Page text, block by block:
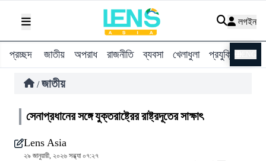
লগইন
প্রচ্ছদ জাতীয় অপরাধ রাজনীতি ব্যবসা খেলাধুলা প্রযুক্তি
/ জাতীয়
সেনাপ্রধানের সঙ্গে যুক্তরাষ্ট্রের রাষ্ট্রদূতের সাক্ষাৎ
Lens Asia
২৯ জানুয়ারী, ২০২৬ সন্ধ্যা ০৭:২৭